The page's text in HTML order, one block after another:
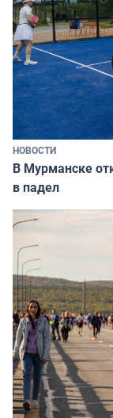
НОВОСТИ
В Мурманске
в падел